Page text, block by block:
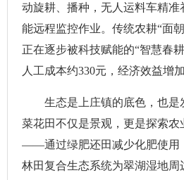
动旋耕、播种，无人运料车精
能远程监控作业。传统农耕“面
正在逐步被科技赋能的“智慧春
人工成本约330元，经济效益增加
生态是上庄镇的底色，也是
菜花田不仅是景观，更是探索农
——通过绿肥还田减少化肥使用
林田复合生态系统为翠湖湿地周